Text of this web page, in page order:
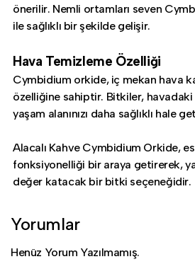
önerilir. Nemli ortamları seven
ile sağlıklı bir şekilde gelişir.
Hava Temizleme Özelliği
Cymbidium orkide, iç mekan hava
özelliğine sahiptir. Bitkiler,
yaşam alanınızı daha sağlıklı hale
Alacalı Kahve Cymbidium Orkide,
fonksiyonelliği bir araya getirerek,
değer katacak bir bitki seçeneğidir.
Yorumlar
Henüz Yorum Yazılmamış.